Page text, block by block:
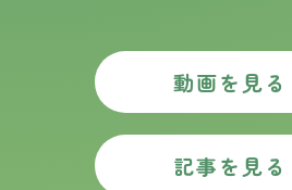
動画を見る
記事を見る